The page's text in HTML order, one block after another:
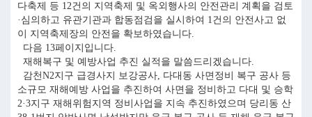
다축제 등 12건의 지역축제 및 옥외행사의 안전관리 계획을 검토
·심의하고 유관기관과 합동점검을 실시하여 1건의 안전사고 없
이 지역축제장의 안전을 확보하였습니다.
다음 13페이지입니다.
재해복구 및 예방사업 추진 실적을 말씀드리겠습니다.
감천N2지구 급경사지 보강공사, 다대동 사면정비 복구 공사 등
소규모 재해예방 사업을 추진하여 사면을 정비하고 다대 및 승학
2·3지구 재해위험지역 정비사업을 지속 추진하였으며 당리동 산